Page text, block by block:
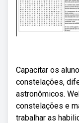
Capacitar os
constelações,
astronômicos.
constelações e
trabalhar as